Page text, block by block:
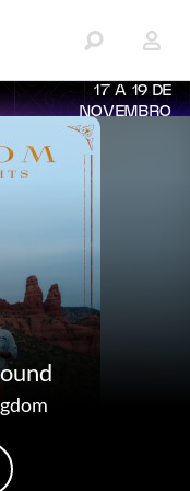
17 A 19 DE
NOVEMBRO